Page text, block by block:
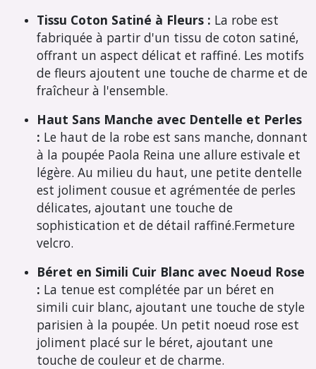
Tissu Coton Satiné à Fleurs : La robe est
fabriquée à partir d'un tissu de coton satiné,
offrant un aspect délicat et raffiné. Les motifs
de fleurs ajoutent une touche de charme et de
fraîcheur à l'ensemble.
Haut Sans Manche avec Dentelle et Perles
: Le haut de la robe est sans manche, donnant
à la poupée Paola Reina une allure estivale et
légère. Au milieu du haut, une petite dentelle
est joliment cousue et agrémentée de perles
délicates, ajoutant une touche de
sophistication et de détail raffiné.Fermeture
velcro.
Béret en Simili Cuir Blanc avec Noeud Rose
: La tenue est complétée par un béret en
simili cuir blanc, ajoutant une touche de style
parisien à la poupée. Un petit noeud rose est
joliment placé sur le béret, ajoutant une
touche de couleur et de charme.